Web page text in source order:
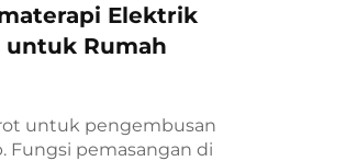
Elektrik
untuk Rumah
untuk pengembusan
Fungsi pemasangan di